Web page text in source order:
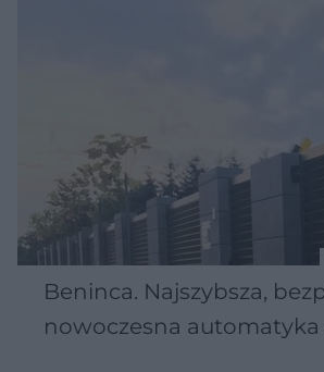
Beninca. Najszybsza,
nowoczesna